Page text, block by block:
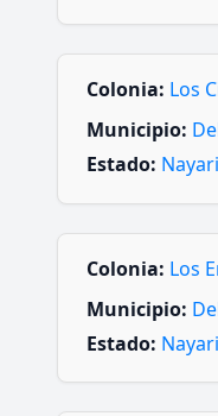
Colonia: Los
Municipio:
Estado:
Colonia: Los
Municipio:
Estado: